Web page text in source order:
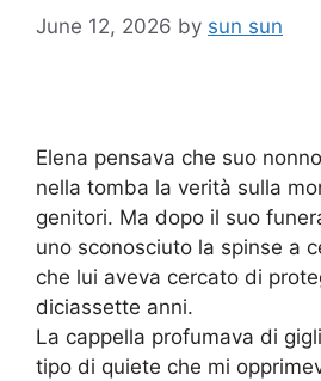
June 12, 2026 by sun sun
Elena pensava che suo
nella tomba la verità sulla
genitori. Ma dopo il suo
uno sconosciuto la spinse a
che lui aveva cercato di
diciassette anni.
La cappella profumava di
tipo di quiete che mi